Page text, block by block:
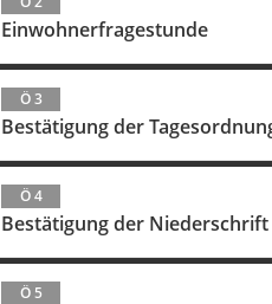
Einwohnerfragestunde
Ö 3
Bestätigung der
Ö 4
Bestätigung der
Ö 5